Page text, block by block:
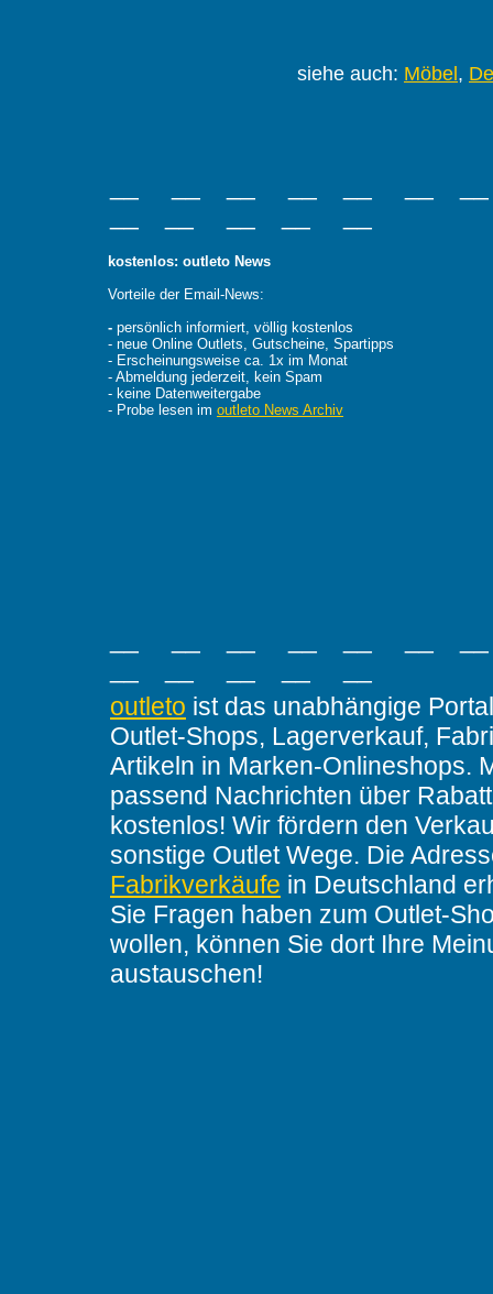
siehe auch: Möbel ,
kostenlos: outleto News
Vorteile der Email-News:
- persönlich informiert, völlig kostenlos
- neue Online Outlets, Gutscheine, Spartipps
- Erscheinungsweise ca. 1x im Monat
- Abmeldung jederzeit, kein Spam
- keine Datenweitergabe
- Probe lesen im outleto News Archiv
outleto ist das unabhängige
Outlet-Shops, Lagerverkauf,
Artikeln in Marken-Onlineshops.
passend Nachrichten über
kostenlos! Wir fördern den
sonstige Outlet Wege. Die
Fabrikverkäufe in Deutschland
Sie Fragen haben zum Outlet-
wollen, können Sie dort Ihre
austauschen!